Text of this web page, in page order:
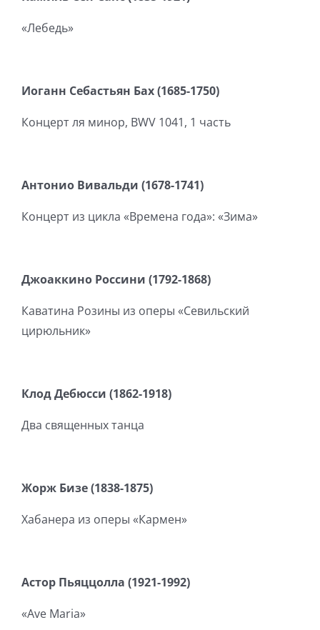
«Лебедь»
Иоганн Себастьян Бах (1685-1750)
Концерт ля минор, BWV 1041, 1 часть
Антонио Вивальди (1678-1741)
Концерт из цикла «Времена года»: «Зима»
Джоаккино Россини (1792-1868)
Каватина Розины из оперы «Севильский
цирюльник»
Клод Дебюсси (1862-1918)
Два священных танца
Жорж Бизе (1838-1875)
Хабанера из оперы «Кармен»
Астор Пьяццолла (1921-1992)
«Ave Maria»